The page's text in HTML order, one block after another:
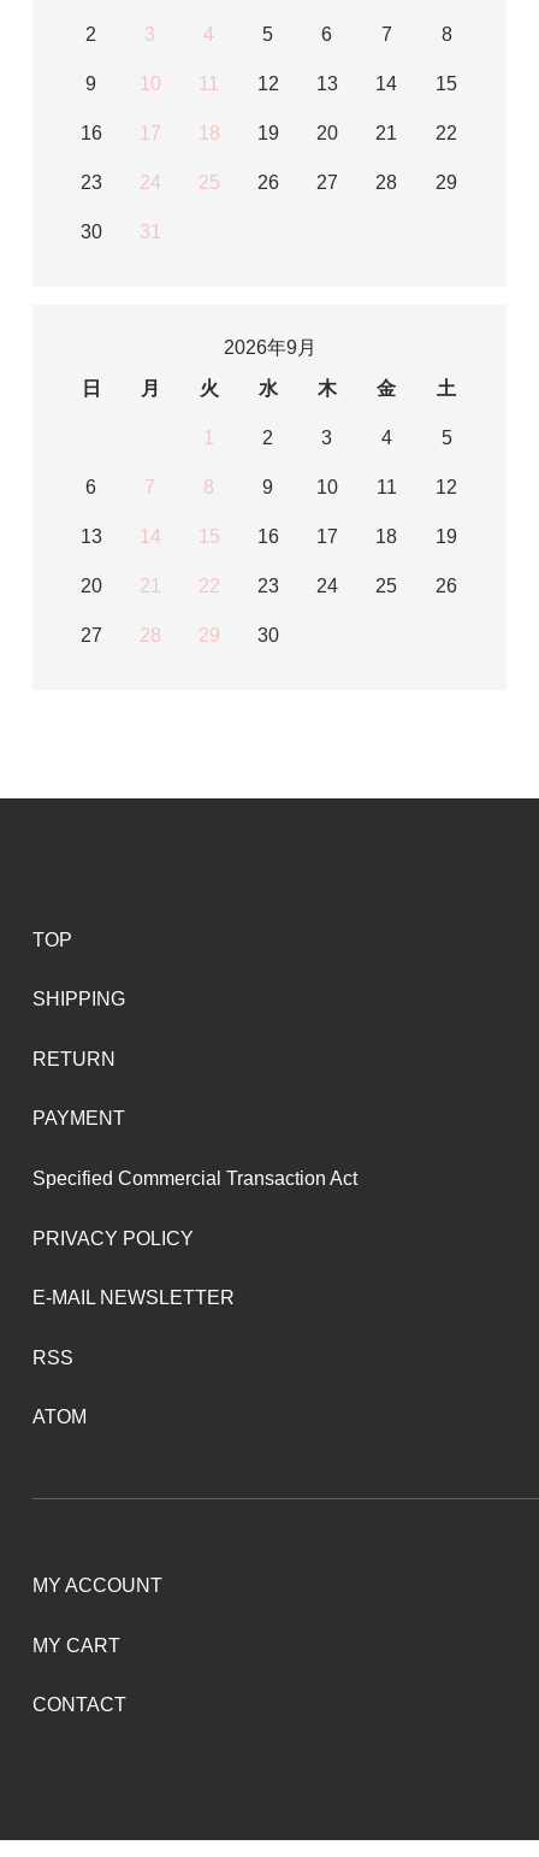
2 3 4 5 6 7 8
9 10 11 12 13 14 15
16 17 18 19 20 21 22
23 24 25 26 27 28 29
30 31
2026年9月
日
月 火 水 木 金 土
1 2 3 4 5
6 7 8 9 10 11 12
13 14 15 16 17 18 19
20 21 22 23 24 25 26
27 28 29 30
TOP
SHIPPING
RETURN
PAYMENT
Specified Commercial Transaction Act
PRIVACY POLICY
E-MAIL NEWSLETTER
RSS
ATOM
MY ACCOUNT
MY CART
CONTACT